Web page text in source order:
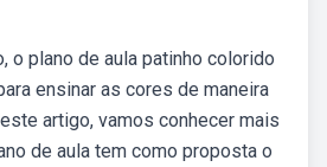
o plano de aula patinho colorido
ensinar as cores de maneira
artigo, vamos conhecer mais
de aula tem como proposta o